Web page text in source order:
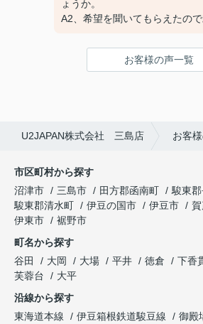
ょうか。
A2、希望を聞いてもらえたの
見・ご感想をお聞かせください
A3 親切な対応で、安心してお
お客様の声一覧
U2JAPAN株式会社 三島店 お客
市区町村から探す
沼津市
三島市 田方郡函南町
駿東
駿東郡清水町
伊豆の国市 伊豆市
伊東市
裾野市
町名から探す
谷田
大岡 大場 平井 徳倉 下香
芙蓉台
大平
沿線から探す
東海道本線
伊豆箱根鉄道駿豆線 御殿